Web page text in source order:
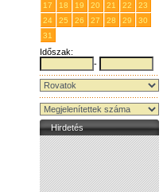
17
18 19 20 21 22
23
24
25 26 27 28 29
30
31
Időszak:
-
Hirdetés